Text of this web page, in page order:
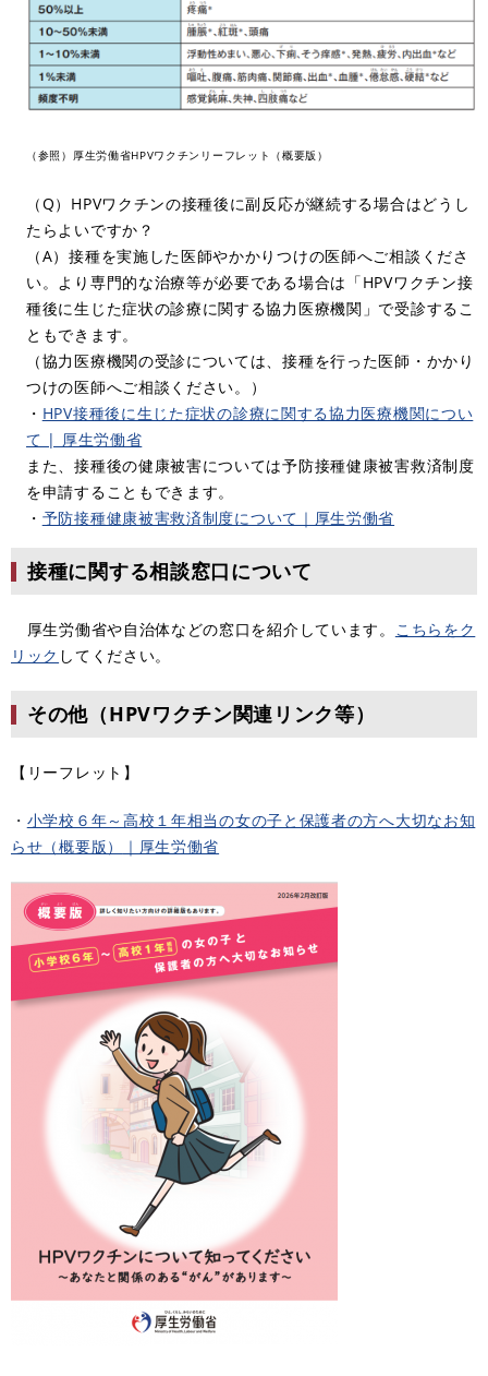
（参照）厚生労働省HPVワクチンリーフレット（概要版）
（Q）HPVワクチンの接種後に副反応が継続する場合はどうし
たらよいですか？
（A）接種を実施した医師やかかりつけの医師へご相談くださ
い。より専門的な治療等が必要である場合は「HPVワクチン接
種後に生じた症状の診療に関する協力医療機関」で受診するこ
ともできます。
（協力医療機関の受診については、接種を行った医師・かかり
つけの医師へご相談ください。）
・ HPV接種後に生じた症状の診療に関する協力医療機関につい
て | 厚生労働省
また、接種後の健康被害については予防接種健康被害救済制度
を申請することもできます。
・ 予防接種健康被害救済制度について｜厚生労働省
接種に関する相談窓口について
厚生労働省や自治体などの窓口を紹介しています。 こちらをク
リック してください。
その他（HPVワクチン関連リンク等）
【リーフレット】
・ 小学校６年～高校１年相当の女の子と保護者の方へ大切なお知
らせ（概要版）
｜厚生労働省